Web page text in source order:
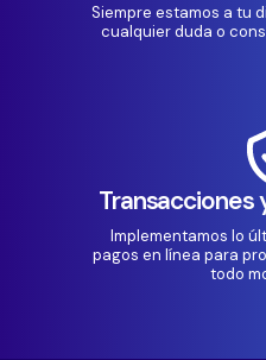
Siempre estamos a tu
cualquier duda o
Transacciones
Implementamos lo
pagos en línea para
todo